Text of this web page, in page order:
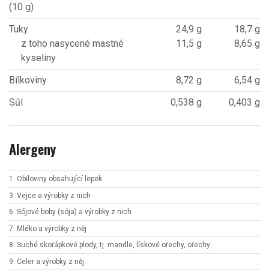
(10 g)
Tuky
z toho nasycené mastné
kyseliny
24,9 g
11,5 g
18,7 g
8,65 g
Bílkoviny 8,72 g
6,54 g
Sůl
0,538 g 0,403 g
Alergeny
1. Obiloviny obsahující lepek
3. Vejce a výrobky z nich
6. Sójové boby (sója) a výrobky z nich
7. Mléko a výrobky z něj
8. Suché skořápkové plody, tj. mandle, lískové ořechy, ořechy
9. Celer a výrobky z něj